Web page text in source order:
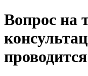
Вопрос на